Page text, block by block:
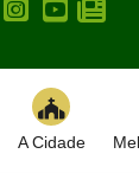
A Cidade